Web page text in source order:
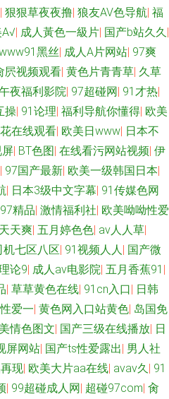
| 狠狠草夜夜撸| 狼友AV色导航| 福
| 成人黃色一級片| 国产b站久久|
黑丝| 成人A片网站| 97爽
屄视频观看| 黄色片青青草| 久草
夜福利影院| 97超碰网| 91才热|
操| 91论理| 福利导航你懂得| 欧美
在线观看| 欧美日www| 日本不
| BT色图| 在线看污网站视频| 伊
| 97国产最新| 欧美一级韩国日本|
| 日本3级中文字幕| 91传媒色网
97精品| 激情福利社| 欧美呦呦性爱
天爽| 五月婷色色| av人人草|
机七区八区| 91视频人人| 国产微
论9| 成人av电影院| 五月香蕉91 |
| 草草黄色在线| 91cn入口| 日韩
爱一| 黄色网入口站黄色| 岛国免
情色图文| 国产三级在线播放| 日
屏网站| 国产ts性爱露出| 男人社
现| 欧美大片aa在线| avav久| 91
| 99超碰成人网| 超碰97com| 肏